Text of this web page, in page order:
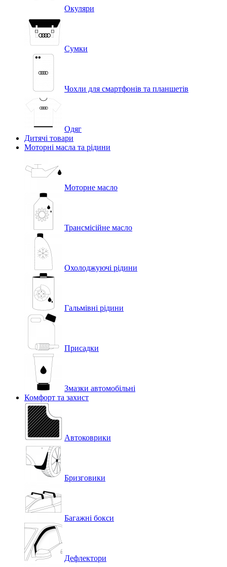
Окуляри
Сумки
Чохли для смартфонів та планшетів
Одяг
Дитячі товари
Моторні масла та рідини
Моторне масло
Трансмісійне масло
Охолоджуючі рідини
Гальмівні рідини
Присадки
Змазки автомобільні
Комфорт та захист
Автоковрики
Бризговики
Багажні бокси
Дефлектори